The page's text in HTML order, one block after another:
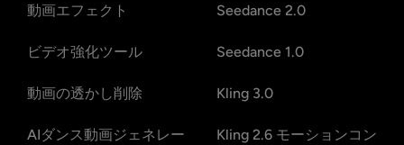
動画エフェクト
ビデオ強化ツール
動画の透かし削除
AIダンス動画ジェネレー
Seedance 2.0
Seedance 1.0
Kling 3.0
Kling 2.6 モーションコン